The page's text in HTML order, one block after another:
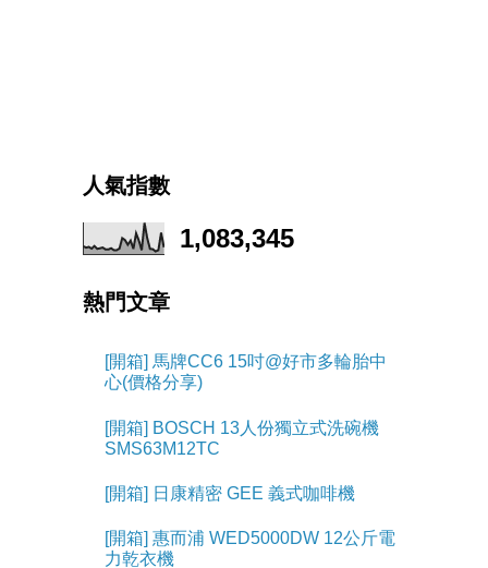
人氣指數
1,083,345
熱門文章
[開箱] 馬牌CC6 15吋@好市多輪胎中
心(價格分享)
[開箱] BOSCH 13人份獨立式洗碗機
SMS63M12TC
[開箱] 日康精密 GEE 義式咖啡機
[開箱] 惠而浦 WED5000DW 12公斤電
力乾衣機